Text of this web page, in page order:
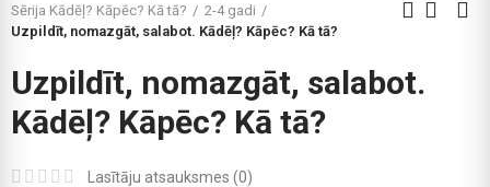
Sērija Kādēļ? Kāpēc? Kā tā?
2-4 gadi
Uzpildīt, nomazgāt, salabot. Kādēļ? Kāpēc? Kā tā?
Uzpildīt, nomazgāt, salabot.
Kādēļ? Kāpēc? Kā tā?
Lasītāju atsauksmes (0)